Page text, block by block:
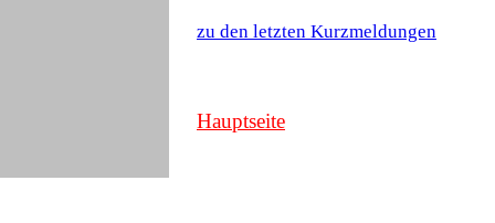
zu den letzten Kurzmeldungen
Hauptseite